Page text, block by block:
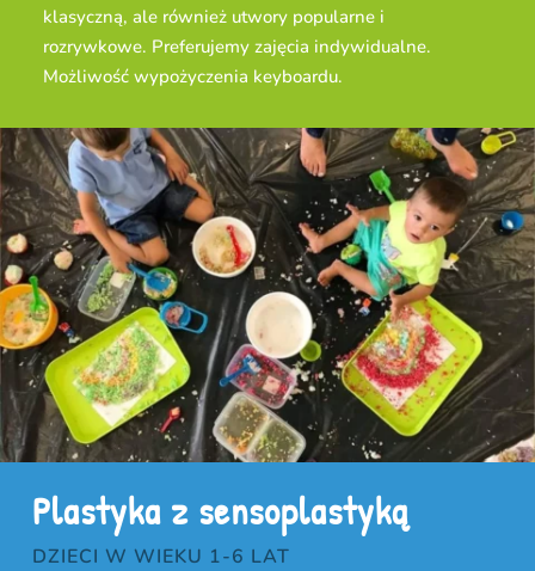
klasyczną, ale również utwory popularne i
rozrywkowe. Preferujemy zajęcia indywidualne.
Możliwość wypożyczenia keyboardu.
Plastyka z sensoplastyką
DZIECI W WIEKU 1-6 LAT